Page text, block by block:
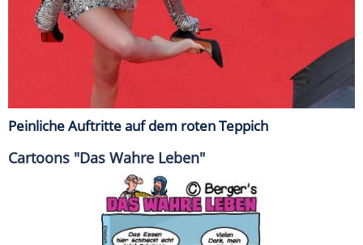
Peinliche Auftritte auf dem roten Teppich
Cartoons "Das Wahre Leben"